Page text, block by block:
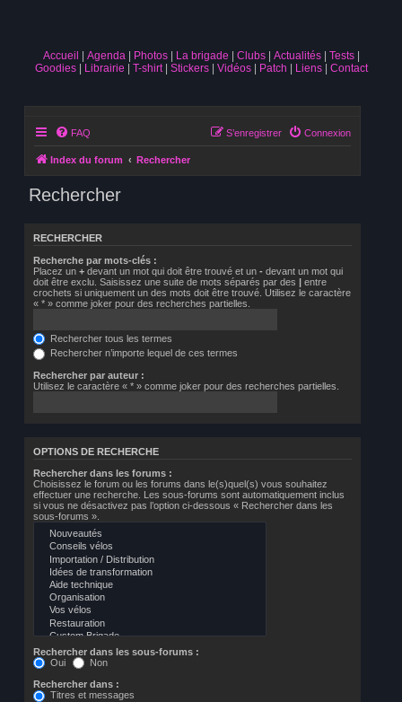
Accueil Agenda Photos La brigade Clubs Actualités
Tests
Goodies
Librairie T-shirt Stickers Vidéos Patch Liens Contact
FAQ Connexion
S’enregistrer
Index du forum Rechercher
Rechercher
RECHERCHER
Recherche par mots-clés :
Placez un + devant un mot qui doit être trouvé et un - devant un mot qui
doit être exclu. Saisissez une suite de mots séparés par des | entre
crochets si uniquement un des mots doit être trouvé. Utilisez le caractère
« * » comme joker pour des recherches partielles.
Rechercher tous les termes
Rechercher n’importe lequel de ces termes
Rechercher par auteur :
Utilisez le caractère « * » comme joker pour des recherches partielles.
OPTIONS DE RECHERCHE
Rechercher dans les forums :
Choisissez le forum ou les forums dans le(s)quel(s) vous souhaitez
effectuer une recherche. Les sous-forums sont automatiquement inclus
si vous ne désactivez pas l’option ci-dessous « Rechercher dans les
sous-forums ».
Rechercher dans les sous-forums :
Oui
Non
Rechercher dans :
Titres et messages